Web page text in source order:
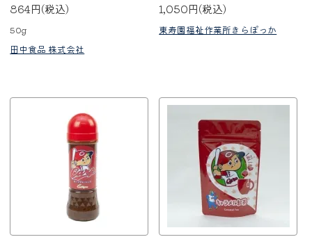
864円(税込)
50g
田中食品 株式会社
1,050円(税込)
東寿園福祉作業所きらぽっか